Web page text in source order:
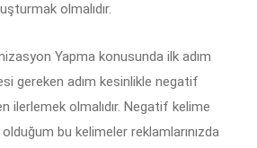
olmalıdır.
Yapma konusunda ilk adım
gereken adım kesinlikle negatif
ilerlemek olmalıdır. Negatif kelime
bu kelimeler reklamlarınızda